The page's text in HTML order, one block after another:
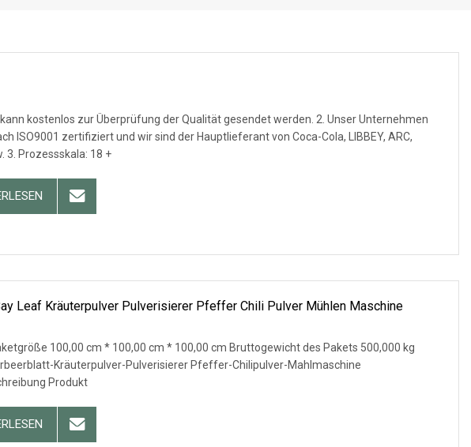
kann kostenlos zur Überprüfung der Qualität gesendet werden. 2. Unser Unternehmen
ISO9001 zertifiziert und wir sind der Hauptlieferant von Coca-Cola, LIBBEY, ARC,
3. Prozessskala: 18 +
Leaf Kräuterpulver Pulverisierer Pfeffer Chili Pulver Mühlen Maschine
100,00 cm * 100,00 cm * 100,00 cm Bruttogewicht des Pakets 500,000 kg
Kräuterpulver-Pulverisierer Pfeffer-Chilipulver-Mahlmaschine
Produkt